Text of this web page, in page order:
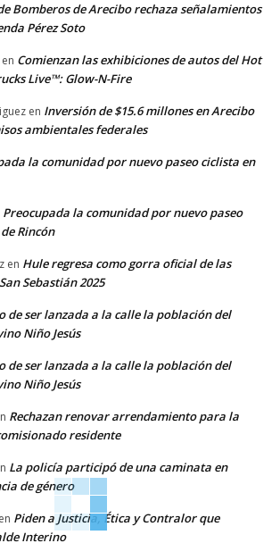
Bomberos de Arecibo rechaza señalamientos
Pérez Soto
en Comienzan las exhibiciones de autos del Hot
Live™: Glow-N-Fire
en Inversión de $15.6 millones en Arecibo
ambientales federales
la comunidad por nuevo paseo ciclista en
Preocupada la comunidad por nuevo paseo
Rincón
en Hule regresa como gorra oficial de las
Sebastián 2025
de ser lanzada a la calle la población del
Niño Jesús
de ser lanzada a la calle la población del
Niño Jesús
Rechazan renovar arrendamiento para la
residente
La policía participó de una caminata en
de género
en Piden a Justicia, Ética y Contralor que
Interino